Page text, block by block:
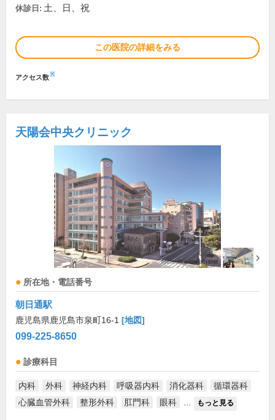
休診日: 土、日、祝
この医院の詳細をみる
アクセス数※
天陽会中央クリニック
所在地・電話番号
朝日通駅
鹿児島県鹿児島市泉町16-1 [地図]
099-225-8650
診療科目
内科 外科 神経内科 呼吸器内科 消化器科
循環器科
心臓血管外科
整形外科 肛門科 眼科 もっと見る